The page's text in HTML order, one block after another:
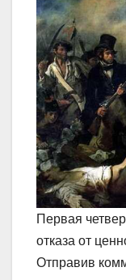
Первая
отказа от
Отправив